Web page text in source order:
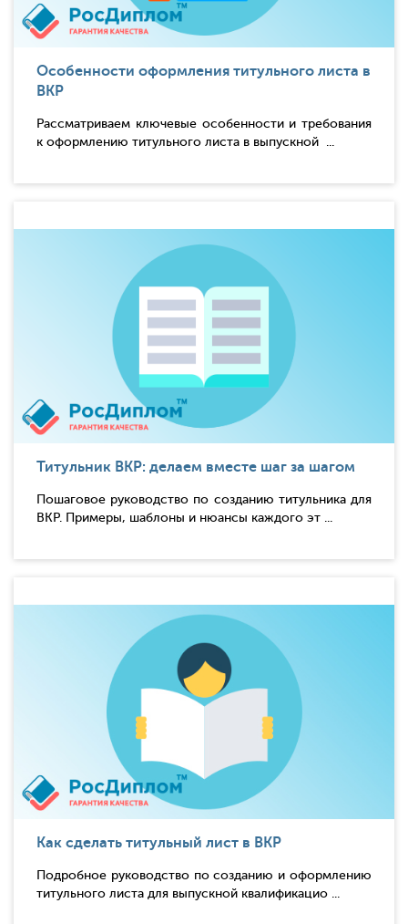
Особенности оформления титульного листа в
ВКР
Рассматриваем ключевые особенности и требования
к оформлению титульного листа в выпускной ...
Титульник ВКР: делаем вместе шаг за шагом
Пошаговое руководство по созданию титульника для
ВКР. Примеры, шаблоны и нюансы каждого эт ...
Как сделать титульный лист в ВКР
Подробное руководство по созданию и оформлению
титульного листа для выпускной квалификацио ...